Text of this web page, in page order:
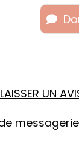
LAISSER UN